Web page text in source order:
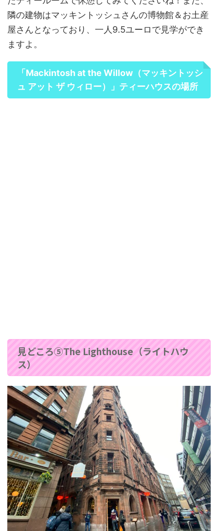
隣の建物はマッキントッシュさんの博物館＆お土産
屋さんとなっており、一人9.5ユーロで見学ができ
ますよ。
「Mackintosh at the Willow（マッキントッシ
ュ アット ザ ウィロー）」ティーハウスの場所
見どころ⑤The Lighthouse（ライトハウ
ス）